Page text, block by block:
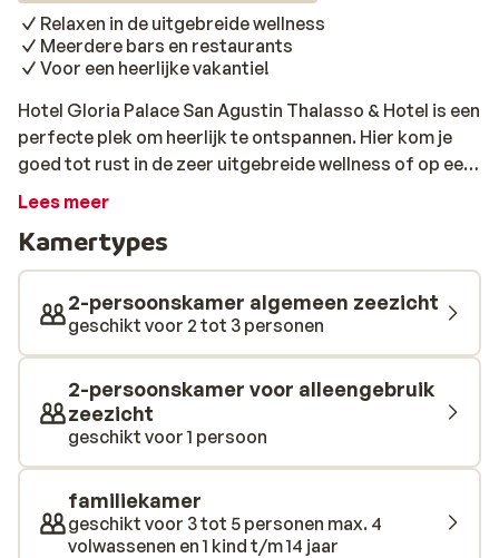
Relaxen in de uitgebreide wellness
Meerdere bars en restaurants
Voor een heerlijke vakantie!
Hotel Gloria Palace San Agustin Thalasso & Hotel is een
perfecte plek om heerlijk te ontspannen. Hier kom je
goed tot rust in de zeer uitgebreide wellness of op een
ligbedje aan één van de zwembaden. Ook voor kinderen
meerdere restaurants om je smaakpapillen te
prikkelen. Tel daar de diverse bars bij op, waar je samen
kunt nippen van een drankje en de vakantie is helemaal
kompleet!
Lees meer
Kamertypes
2-persoonskamer algemeen zeezicht
geschikt voor 2 tot 3 personen
2-persoonskamer voor alleengebruik
zeezicht
geschikt voor 1 persoon
familiekamer
geschikt voor 3 tot 5 personen max. 4
volwassenen en 1 kind t/m 14 jaar